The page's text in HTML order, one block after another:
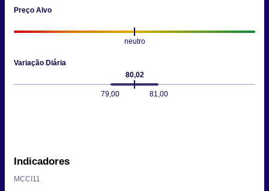
Preço Alvo
neutro
Variação Diária
80,02
79,00 81,00
Indicadores
MCCI11